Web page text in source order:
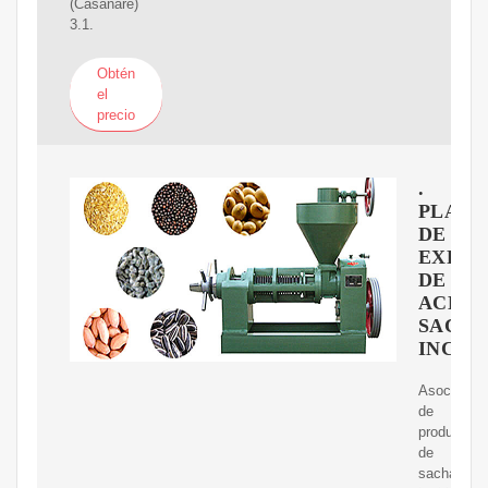
(Casanare)
3.1.
Obtén
el
precio
.
PLAN
DE
DE
SACHA
INCHI
Asociación
de
de
sacha